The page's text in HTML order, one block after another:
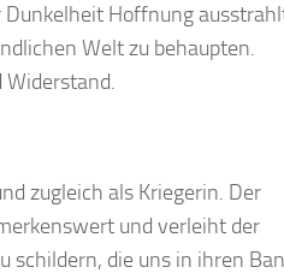
Hoffnung
Welt zu behaupten.
Widerstand.
zugleich als Kriegerin. Der
und verleiht der
schildern, die uns in ihren